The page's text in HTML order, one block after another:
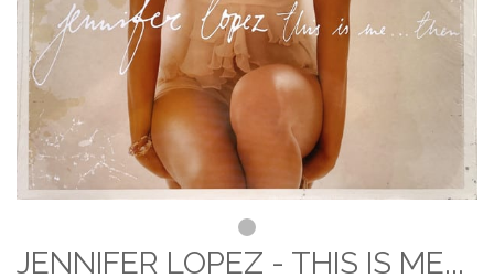
JENNIFER LOPEZ - THIS IS ME...